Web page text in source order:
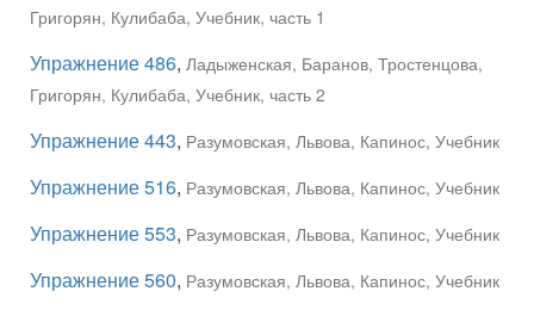
Григорян, Кулибаба, Учебник, часть 1
Упражнение 486, Ладыженская, Баранов, Тростенцова,
Григорян, Кулибаба, Учебник, часть 2
Упражнение 443, Разумовская, Львова, Капинос, Учебник
Упражнение 516, Разумовская, Львова, Капинос, Учебник
Упражнение 553, Разумовская, Львова, Капинос, Учебник
Упражнение 560, Разумовская, Львова, Капинос, Учебник